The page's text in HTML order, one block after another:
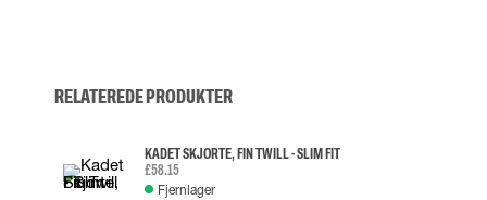
RELATEREDE PRODUKTER
KADET SKJORTE, FIN TWILL - SLIM FIT
£58.15
Fjernlager